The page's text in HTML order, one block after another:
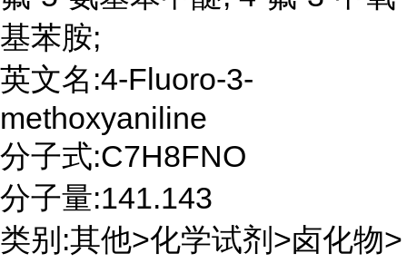
基苯胺;
英文名:4-Fluoro-3-
methoxyaniline
分子式:C7H8FNO
分子量:141.143
类别:其他>化学试剂>卤化物>